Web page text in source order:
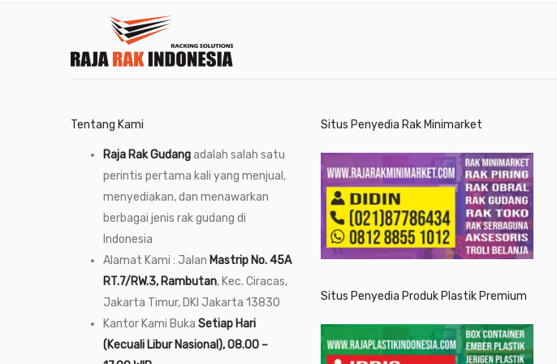
Tentang Kami
Raja Rak Gudangadalah salah satu
perintis pertama kali yang menjual,
menyediakan, dan menawarkan
berbagai jenis rak gudang di
Indonesia
Alamat Kami : Jalan Mastrip No. 45A
RT.7/RW.3, Rambutan, Kec. Ciracas,
Jakarta Timur, DKI Jakarta 13830
Kantor Kami Buka Setiap Hari
(Kecuali Libur Nasional), 08.00 –
Situs Penyedia Rak Minimarket
Situs Penyedia Produk Plastik Premium